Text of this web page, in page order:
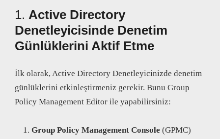
1. Active Directory
Denetleyicisinde Denetim
Günlüklerini Aktif Etme
İlk olarak, Active Directory Denetleyicinizde denetim
günlüklerini etkinleştirmeniz gerekir. Bunu Group
Policy Management Editor ile yapabilirsiniz:
Group Policy Management Console (GPMC)